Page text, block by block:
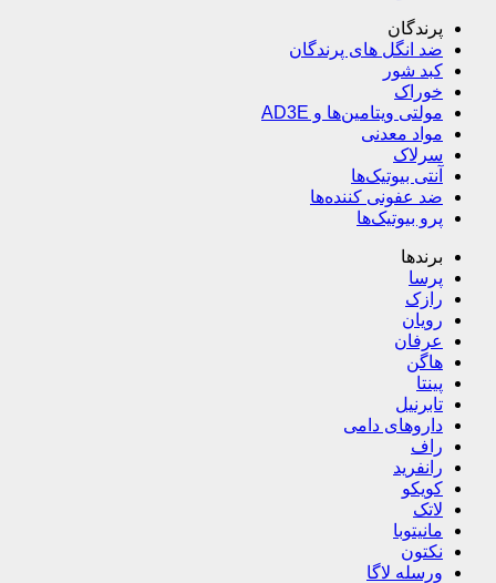
پرندگان
ضد انگل های پرندگان
کبد شور
خوراک
مولتی ویتامین‌ها و AD3E
مواد معدنی
سرلاک
آنتی بیوتیک‌ها
ضد عفونی کننده‌ها
پرو بیوتیک‌ها
برندها
پرسا
رازک
رویان
عرفان
هاگن
پینتا
تابرنیل
داروهای دامی
راف
رانفرید
کویکو
لاتک
مانیتوبا
نکتون
ورسله لاگا